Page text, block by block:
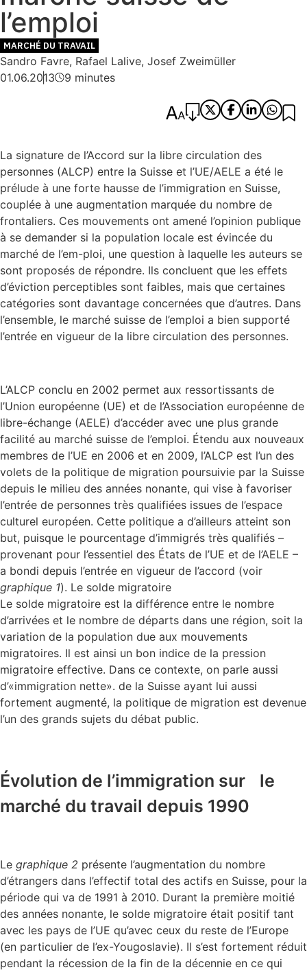
l’emploi
MARCHÉ DU TRAVAIL
Sandro Favre, Rafael Lalive, Josef Zweimüller
01.06.2013
9 minutes
La signature de l’Accord sur la libre circulation des
personnes (ALCP) entre la Suisse et l’UE/AELE a été le
prélude à une forte hausse de l’immigration en Suisse,
couplée à une augmentation marquée du nombre de
frontaliers. Ces mouvements ont amené l’opinion publique
à se demander si la population locale est évincée du
marché de l’em-ploi, une question à laquelle les auteurs se
sont proposés de répondre. Ils concluent que les effets
d’éviction perceptibles sont faibles, mais que certaines
catégories sont davantage concernées que d’autres. Dans
l’ensemble, le marché suisse de l’emploi a bien supporté
l’entrée en vigueur de la libre circulation des personnes.
L’ALCP conclu en 2002 permet aux ressortissants de
l’Union européenne (UE) et de l’Association européenne de
libre-échange (AELE) d’accéder avec une plus grande
facilité au marché suisse de l’emploi. Étendu aux nouveaux
membres de l’UE en 2006 et en 2009, l’ALCP est l’un des
volets de la politique de migration poursuivie par la Suisse
depuis le milieu des années nonante, qui vise à favoriser
l’entrée de personnes très qualifiées issues de l’espace
culturel européen. Cette politique a d’ailleurs atteint son
but, puisque le pourcentage d’immigrés très qualifiés –
provenant pour l’essentiel des États de l’UE et de l’AELE –
a bondi depuis l’entrée en vigueur de l’accord (voir
graphique 1). Le solde migratoire
Le solde migratoire est la différence entre le nombre
d’arrivées et le nombre de départs dans une région, soit la
variation de la population due aux mouvements
migratoires. Il est ainsi un bon indice de la pression
migratoire effective. Dans ce contexte, on parle aussi
d’«immigration nette». de la Suisse ayant lui aussi
fortement augmenté, la politique de migration est devenue
l’un des grands sujets du débat public.
Évolution de l’immigration sur le
marché du travail depuis 1990
Le graphique 2 présente l’augmentation du nombre
d’étrangers dans l’effectif total des actifs en Suisse, pour la
période qui va de 1991 à 2010. Durant la première moitié
des années nonante, le solde migratoire était positif tant
avec les pays de l’UE qu’avec ceux du reste de l’Europe
(en particulier de l’ex-Yougoslavie). Il s’est fortement réduit
pendant la récession de la fin de la décennie en ce qui